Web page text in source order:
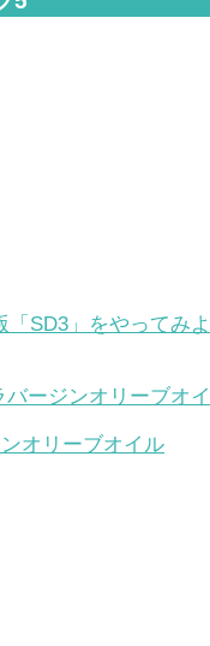
「SD3」をやってみ
オリーブオイル